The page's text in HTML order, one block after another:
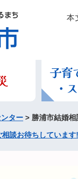
本
ター > 勝浦市結婚
談お待ちしています